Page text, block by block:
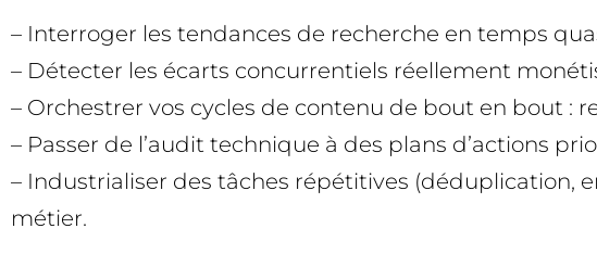
– Interroger les tendances de recherche en temps
– Détecter les écarts concurrentiels réellement
– Orchestrer vos cycles de contenu de bout en bout :
– Passer de l’audit technique à des plans d’actions
– Industrialiser des tâches répétitives (déduplication,
métier.